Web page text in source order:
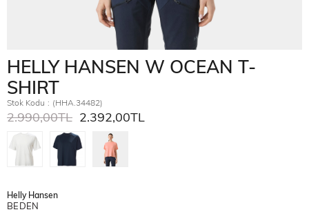
HELLY HANSEN W OCEAN T-
SHIRT
Stok Kodu (HHA.34482)
2.990,00TL 2.392,00TL
Helly Hansen
BEDEN